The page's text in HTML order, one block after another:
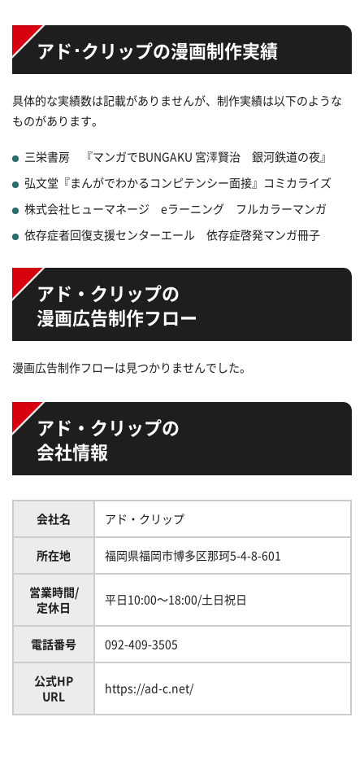
アド･クリップの漫画制作実績
具体的な実績数は記載がありませんが、制作実績は以下のような
ものがあります。
三栄書房 『マンガでBUNGAKU 宮澤賢治 銀河鉄道の夜』
弘文堂『まんがでわかるコンピテンシー面接』コミカライズ
株式会社ヒューマネージ eラーニング フルカラーマンガ
依存症者回復支援センターエール 依存症啓発マンガ冊子
アド・クリップの
漫画広告制作フロー
漫画広告制作フローは見つかりませんでした。
アド・クリップの
会社情報
会社名 アド・クリップ
所在地 福岡県福岡市博多区那珂5-4-8-601
営業時間/
定休日
平日10:00～18:00/土日祝日
電話番号 092-409-3505
公式HP
URL
https://ad-c.net/